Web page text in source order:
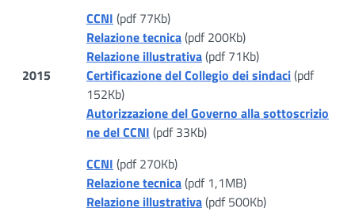
2015
CCNI (pdf 77Kb)
Relazione tecnica(pdf 200Kb)
Relazione illustrativa(pdf 71Kb)
Certificazione del Collegio dei sindaci(pdf
152Kb)
Autorizzazione del Governo alla sottoscrizio
ne del CCNI (pdf 33Kb)
CCNI (pdf 270Kb)
Relazione tecnica(pdf 1,1MB)
Relazione illustrativa(pdf 500Kb)